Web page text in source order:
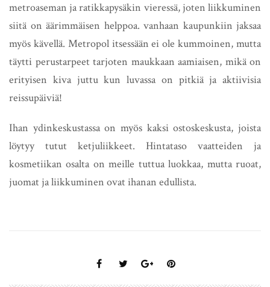
metroaseman ja ratikkapysäkin vieressä, joten liikkuminen
siitä on äärimmäisen helppoa. vanhaan kaupunkiin jaksaa
myös kävellä. Metropol itsessään ei ole kummoinen, mutta
täytti perustarpeet tarjoten maukkaan aamiaisen, mikä on
erityisen kiva juttu kun luvassa on pitkiä ja aktiivisia
reissupäiviä!
Ihan ydinkeskustassa on myös kaksi ostoskeskusta, joista
löytyy tutut ketjuliikkeet. Hintataso vaatteiden ja
kosmetiikan osalta on meille tuttua luokkaa, mutta ruoat,
juomat ja liikkuminen ovat ihanan edullista.